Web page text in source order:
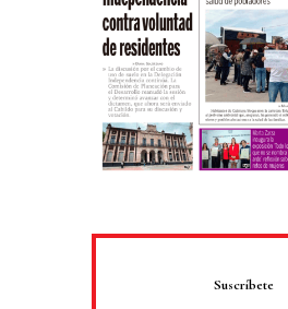
Suscríbete